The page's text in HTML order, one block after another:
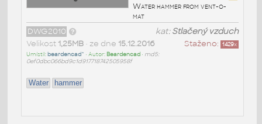
Water hammer from vent-o-
mat
kat:Stlačený vzduch
DWG2010
Staženo: 1429x
Velikost 1,25MB• ze dne 15.12.2016
Umístil: beardencad^ • Autor: Beardencad• md5:
0ef0dbc066bd9c1d917718742505958f
Water hammer